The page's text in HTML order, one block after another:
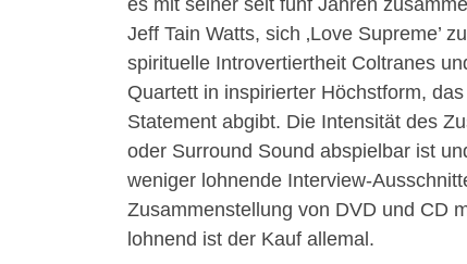
es mit seiner seit fünf Jahren
Jeff Tain Watts, sich ‚Love Supreme’
spirituelle Introvertiertheit Coltranes
Quartett in inspirierter Höchstform,
Statement abgibt. Die Intensität des
oder Surround Sound abspielbar ist
weniger lohnende Interview-
Zusammenstellung von DVD und CD
lohnend ist der Kauf allemal.